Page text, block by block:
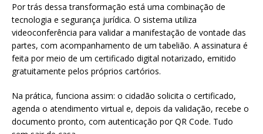
Por trás dessa transformação está uma combinação de
tecnologia e segurança jurídica. O sistema utiliza
videoconferência para validar a manifestação de vontade das
partes, com acompanhamento de um tabelião. A assinatura é
feita por meio de um certificado digital notarizado, emitido
gratuitamente pelos próprios cartórios.
Na prática, funciona assim: o cidadão solicita o certificado,
agenda o atendimento virtual e, depois da validação, recebe o
documento pronto, com autenticação por QR Code. Tudo